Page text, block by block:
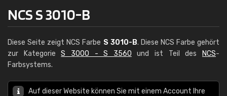
NCS S 3010-B
Diese Seite zeigt NCS Farbe S 3010-B. Diese NCS Farbe gehört
zur KategorieS 3000 - S 3560 und ist Teil des NCS-
Farbsystems.
Auf dieser Website können Sie mit einem Account Ihre